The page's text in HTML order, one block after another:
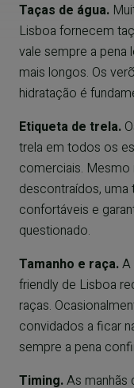
Taças de água.
Lisboa fornecem
vale sempre a pena
mais longos. Os
hidratação é
Etiqueta de trela.
trela em todos os
comerciais.
descontraídos,
confortáveis e
questionado.
Tamanho e raça.A
friendly de Lisboa
raças.
convidados a ficar
sempre a pena
Timing.As manhãs